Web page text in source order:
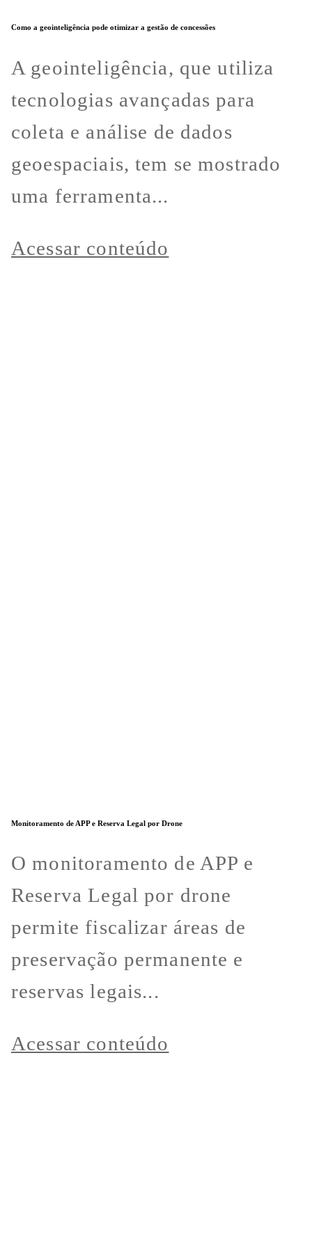
Como a geointeligência pode otimizar a gestão de concessões
A geointeligência, que utiliza
tecnologias avançadas para
coleta e análise de dados
geoespaciais, tem se mostrado
uma ferramenta...
Acessar conteúdo
Monitoramento de APP e Reserva Legal por Drone
O monitoramento de APP e
Reserva Legal por drone
permite fiscalizar áreas de
preservação permanente e
reservas legais...
Acessar conteúdo